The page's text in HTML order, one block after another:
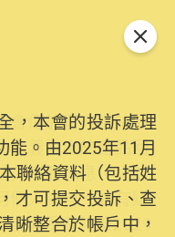
，本會的投訴處理
能。由2025年11月
聯絡資料（包括姓
才可提交投訴、查
晰整合於帳戶中，
關閉